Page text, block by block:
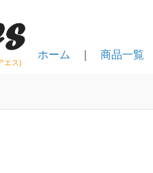
エス)
ホーム 商品一覧